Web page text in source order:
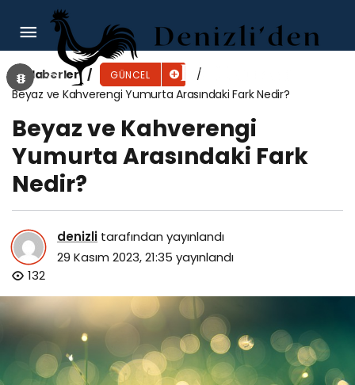
Haberler GÜNCEL
Beyaz ve Kahverengi Yumurta Arasındaki Fark Nedir?
Beyaz ve Kahverengi
Yumurta Arasındaki Fark
Nedir?
denizli tarafından yayınlandı
29 Kasım 2023, 21:35 yayınlandı
132
Kuramsal Fizik